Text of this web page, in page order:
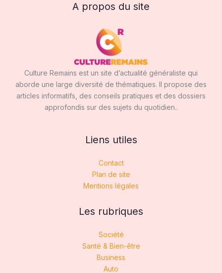
A propos du site
Culture Remains est un site d’actualité généraliste qui
aborde une large diversité de thématiques. Il propose des
articles informatifs, des conseils pratiques et des dossiers
approfondis sur des sujets du quotidien..
Liens utiles
Contact
Plan de site
Mentions légales
Les rubriques
Société
Santé & Bien-être
Business
Auto